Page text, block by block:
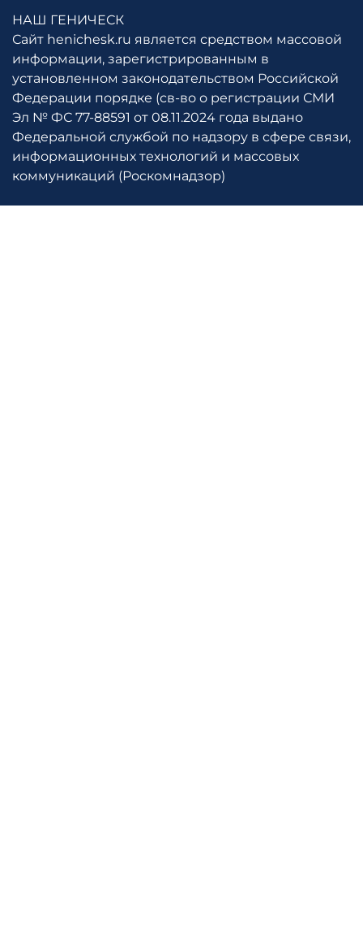
НАШ ГЕНИЧЕСК
Сайт henichesk.ru является средством массовой
информации, зарегистрированным в
установленном законодательством Российской
Федерации порядке (св-во о регистрации СМИ
Эл № ФС 77-88591 от 08.11.2024 года выдано
Федеральной службой по надзору в сфере связи,
информационных технологий и массовых
коммуникаций (Роскомнадзор)